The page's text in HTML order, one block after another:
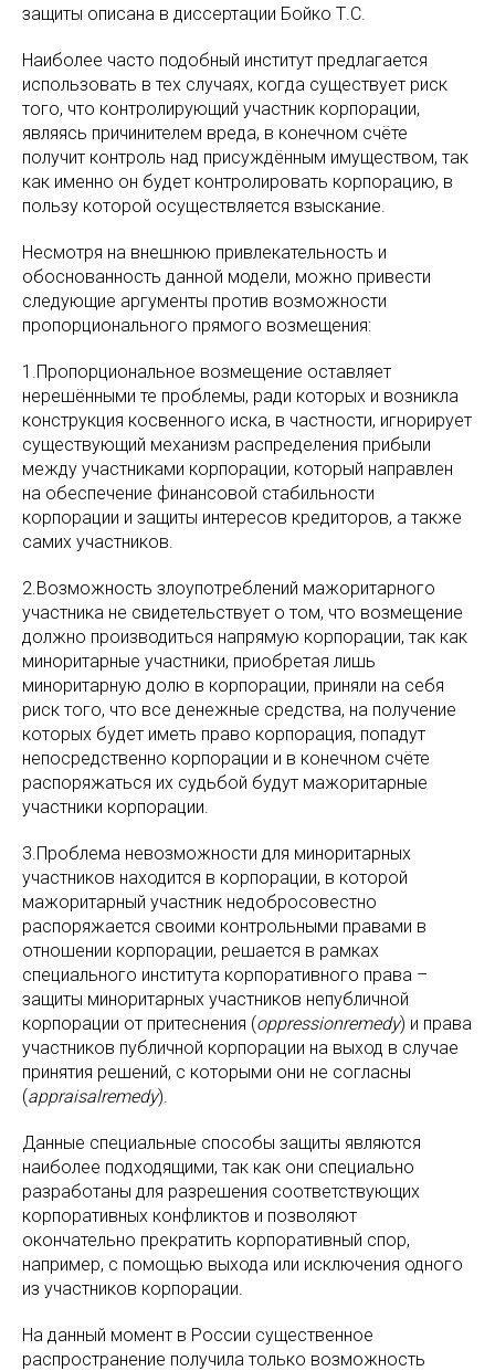
защиты описана в диссертации Бойко Т.С.
Наиболее часто подобный институт предлагается
использовать в тех случаях, когда существует риск
того, что контролирующий участник корпорации,
являясь причинителем вреда, в конечном счёте
получит контроль над присуждённым имуществом, так
как именно он будет контролировать корпорацию, в
пользу которой осуществляется взыскание.
Несмотря на внешнюю привлекательность и
обоснованность данной модели, можно привести
следующие аргументы против возможности
пропорционального прямого возмещения:
1.Пропорциональное возмещение оставляет
нерешёнными те проблемы, ради которых и возникла
конструкция косвенного иска, в частности, игнорирует
существующий механизм распределения прибыли
между участниками корпорации, который направлен
на обеспечение финансовой стабильности
корпорации и защиты интересов кредиторов, а также
самих участников.
2.Возможность злоупотреблений мажоритарного
участника не свидетельствует о том, что возмещение
должно производиться напрямую корпорации, так как
миноритарные участники, приобретая лишь
миноритарную долю в корпорации, приняли на себя
риск того, что все денежные средства, на получение
которых будет иметь право корпорация, попадут
непосредственно корпорации и в конечном счёте
распоряжаться их судьбой будут мажоритарные
участники корпорации.
3.Проблема невозможности для миноритарных
участников находится в корпорации, в которой
мажоритарный участник недобросовестно
распоряжается своими контрольными правами в
отношении корпорации, решается в рамках
специального института корпоративного права –
защиты миноритарных участников непубличной
корпорации от притеснения (oppressionremedy) и права
участников публичной корпорации на выход в случае
принятия решений, с которыми они не согласны
(appraisalremedy).
Данные специальные способы защиты являются
наиболее подходящими, так как они специально
разработаны для разрешения соответствующих
корпоративных конфликтов и позволяют
окончательно прекратить корпоративный спор,
например, с помощью выхода или исключения одного
из участников корпорации.
На данный момент в России существенное
распространение получила только возможность